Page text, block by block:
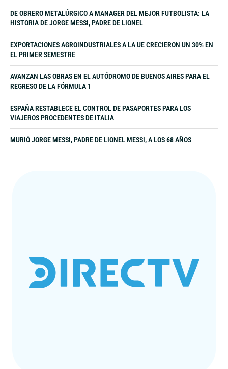
DE OBRERO METALÚRGICO A MANAGER DEL MEJOR FUTBOLISTA: LA
HISTORIA DE JORGE MESSI, PADRE DE LIONEL
EXPORTACIONES AGROINDUSTRIALES A LA UE CRECIERON UN 30% EN
EL PRIMER SEMESTRE
AVANZAN LAS OBRAS EN EL AUTÓDROMO DE BUENOS AIRES PARA EL
REGRESO DE LA FÓRMULA 1
ESPAÑA RESTABLECE EL CONTROL DE PASAPORTES PARA LOS
VIAJEROS PROCEDENTES DE ITALIA
MURIÓ JORGE MESSI, PADRE DE LIONEL MESSI, A LOS 68 AÑOS